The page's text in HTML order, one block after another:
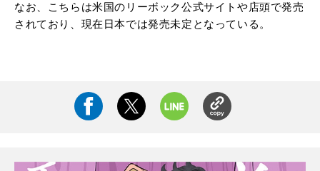
なお、こちらは米国のリーボック公式サイトや店頭で発売
されており、現在日本では発売未定となっている。